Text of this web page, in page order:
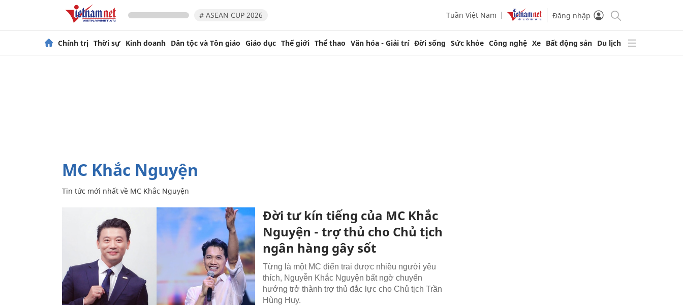
# ASEAN CUP 2026 Tuần Việt Nam Đăng nhập
Chính trị Thời sự Kinh doanh Dân tộc và Tôn giáo Giáo dục Thế giới Thể thao Văn hóa - Giải trí Đời sống Sức khỏe Công nghệ Xe Bất động sản Du lịch
MC Khắc Nguyện
Tin tức mới nhất về MC Khắc Nguyện
Đời tư kín tiếng của MC Khắc
Nguyện - trợ thủ cho Chủ tịch
ngân hàng gây sốt
Từng là một MC điển trai được nhiều người yêu
thích, Nguyễn Khắc Nguyện bất ngờ chuyển
hướng trở thành trợ thủ đắc lực cho Chủ tịch Trần
Hùng Huy.